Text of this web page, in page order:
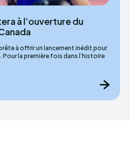
à l’ouverture du
à offrir un lancement inédit pour
Pour la première fois dans l’histoire